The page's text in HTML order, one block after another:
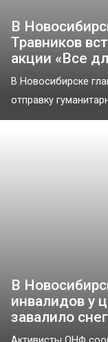
В
Травников
акции «Все
В Новосибирске
отправку
В
инвалидов у
завалило